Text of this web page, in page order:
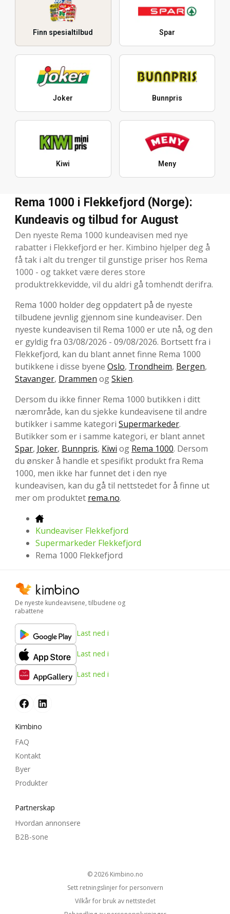
Finn spesialtilbud Spar
Joker Bunnpris
Kiwi Meny
Rema 1000 i Flekkefjord (Norge):
Kundeavis og tilbud for August
Den nyeste Rema 1000 kundeavisen med nye
rabatter i Flekkefjord er her. Kimbino hjelper deg å
få tak i alt du trenger til gunstige priser hos Rema
1000 - og takket være deres store
produktrekkevidde, vil du aldri gå tomhendt derifra.
Rema 1000 holder deg oppdatert på de nyeste
tilbudene jevnlig gjennom sine kundeaviser. Den
nyeste kundeavisen til Rema 1000 er ute nå, og den
er gyldig fra 03/08/2026 - 09/08/2026. Bortsett fra i
Flekkefjord, kan du blant annet finne Rema 1000
butikkene i disse byene Oslo, Trondheim, Bergen,
Stavanger, Drammen ogSkien.
Dersom du ikke finner Rema 1000 butikken i ditt
nærområde, kan du sjekke kundeavisene til andre
butikker i samme kategori Supermarkeder.
Butikker som er i samme kategori, er blant annet
Spar, Joker, Bunnpris, Kiwi og Rema 1000. Dersom
du ønsker å handle et spesifikt produkt fra Rema
1000, men ikke har funnet det i den nye
kundeavisen, kan du gå til nettstedet for å finne ut
mer om produktet rema.no.
Kundeaviser Flekkefjord
Supermarkeder Flekkefjord
Rema 1000 Flekkefjord
De nyeste kundeavisene, tilbudene og
rabattene
Last ned i
Last ned i
Last ned i
Kimbino
FAQ
Kontakt
Byer
Produkter
Partnerskap
Hvordan annonsere
B2B-sone
© 2026 kimbino.no
Sett retningslinjer for personvern
Vilkår for bruk av nettstedet